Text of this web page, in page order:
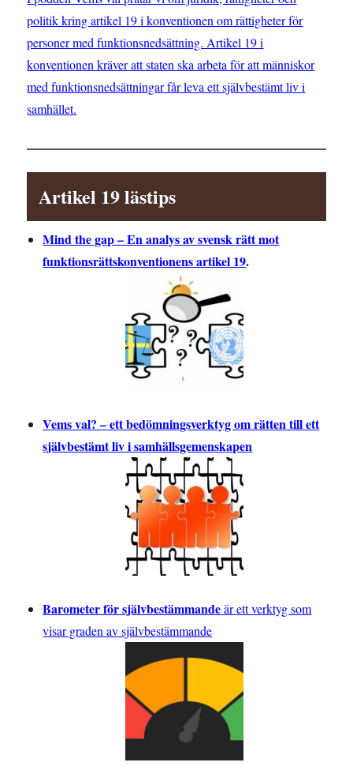
politik kring artikel 19 i konventionen om rättigheter för
personer med funktionsnedsättning. Artikel 19 i
konventionen kräver att staten ska arbeta för att människor
med funktionsnedsättningar får leva ett självbestämt liv i
samhället.
Artikel 19 lästips
Mind the gap – En analys av svensk rätt mot
funktionsrättskonventionens artikel 19.
Vems val? – ett bedömningsverktyg om rätten till ett
självbestämt liv i samhällsgemenskapen
Barometer för självbestämmandeär ett verktyg som
visar graden av självbestämmande